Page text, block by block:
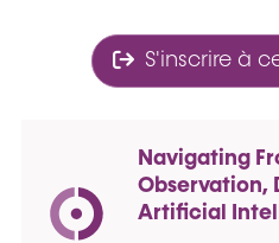
S'inscrire à
Navigating
Observation,
Artificial